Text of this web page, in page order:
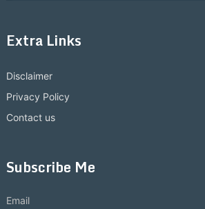
Extra Links
Disclaimer
Privacy Policy
Contact us
Subscribe Me
Email